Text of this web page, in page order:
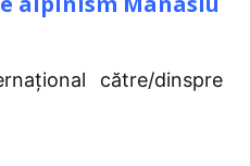
către/dinspre